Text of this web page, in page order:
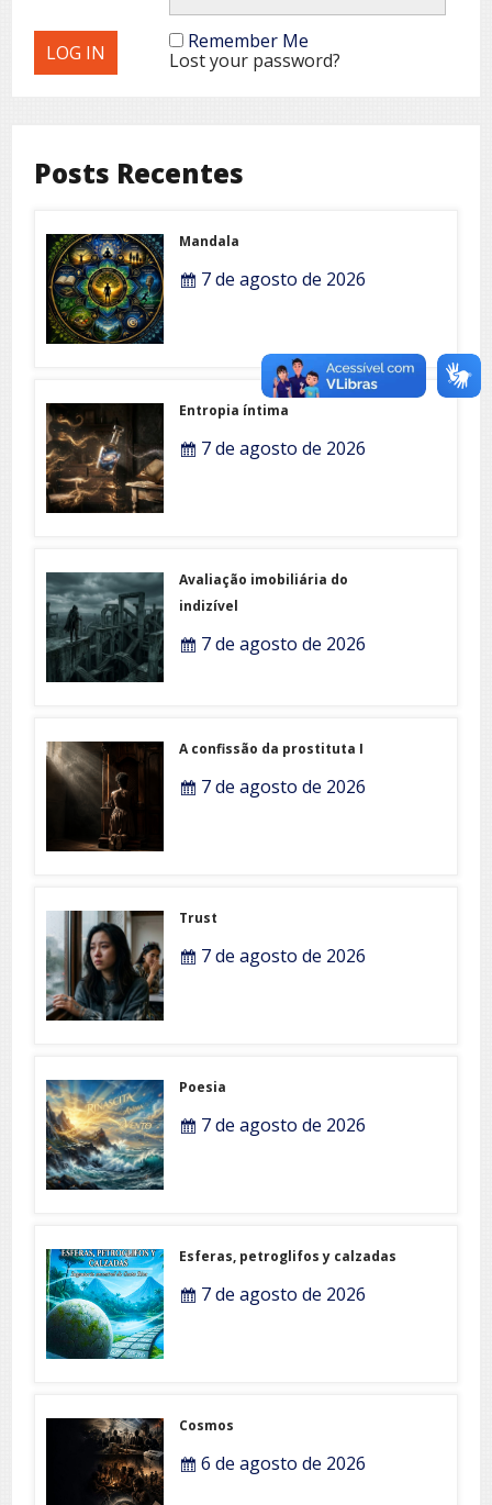
Remember Me
Lost your password?
Posts Recentes
Mandala
7 de agosto de 2026
Entropia íntima
7 de agosto de 2026
Avaliação imobiliária do
indizível
7 de agosto de 2026
A confissão da prostituta I
7 de agosto de 2026
Trust
7 de agosto de 2026
Poesia
7 de agosto de 2026
Esferas, petroglifos y calzadas
7 de agosto de 2026
Cosmos
6 de agosto de 2026